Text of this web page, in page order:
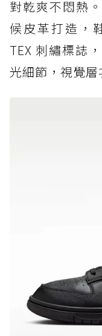
對乾爽不悶熱
候皮革打造，
TEX 刺繡標誌
光細節，視覺層